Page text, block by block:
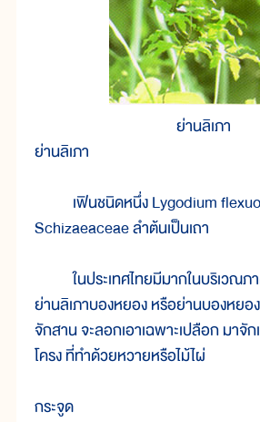
ย่านลิเภา
ย่านลิเภา
เฟินชนิดหนึ่ง Lygodium
Schizaeaceae ลำต้นเป็นเถา
ในประเทศไทยมีมากในบริเวณภา
ย่านลิเภาบองหยอง หรือย่านบองหยอ
จักสาน จะลอกเอาเฉพาะเปลือก มาจั
โครง ที่ทำด้วยหวายหรือไม้ไผ่
กระจูด